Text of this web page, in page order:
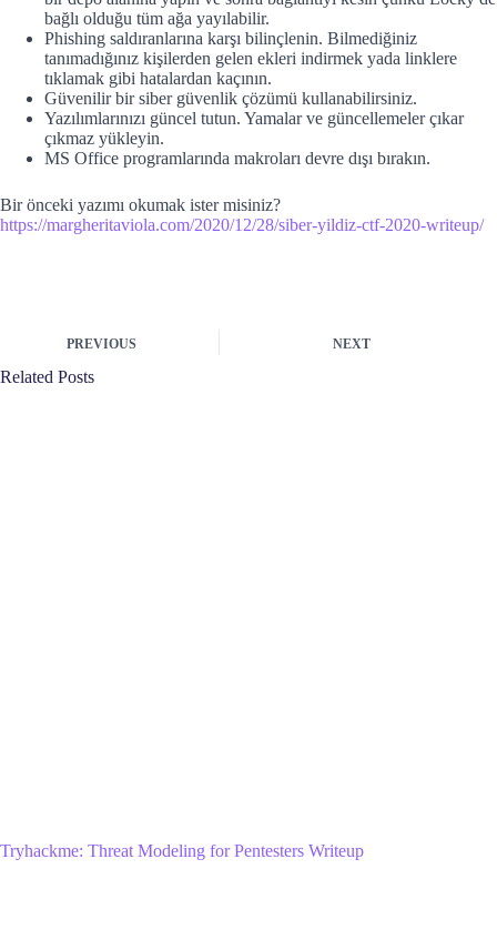
bağlı olduğu tüm ağa yayılabilir.
Phishing saldıranlarına karşı bilinçlenin. Bilmediğiniz
tanımadığınız kişilerden gelen ekleri indirmek yada linklere
tıklamak gibi hatalardan kaçının.
Güvenilir bir siber güvenlik çözümü kullanabilirsiniz.
Yazılımlarınızı güncel tutun. Yamalar ve güncellemeler çıkar
çıkmaz yükleyin.
MS Office programlarında makroları devre dışı bırakın.
Bir önceki yazımı okumak ister misiniz?
https://margheritaviola.com/2020/12/28/siber-yildiz-ctf-2020-writeup/
PREVIOUS NEXT
Related Posts
Tryhackme: Threat Modeling for Pentesters Writeup